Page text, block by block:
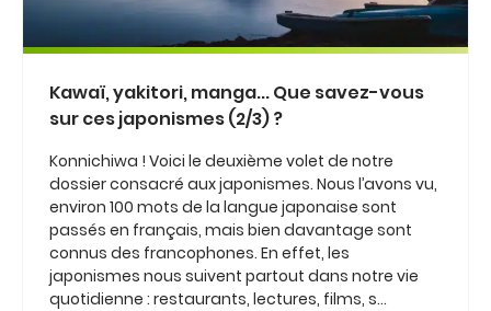
Kawaï, yakitori, manga... Que savez-vous
sur ces japonismes (2/3) ?
Konnichiwa ! Voici le deuxième volet de notre
dossier consacré aux japonismes. Nous l’avons vu,
environ 100 mots de la langue japonaise sont
passés en français, mais bien davantage sont
connus des francophones. En effet, les
japonismes nous suivent partout dans notre vie
quotidienne : restaurants, lectures, films, s...